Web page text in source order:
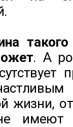
. А
жизни,
имеют